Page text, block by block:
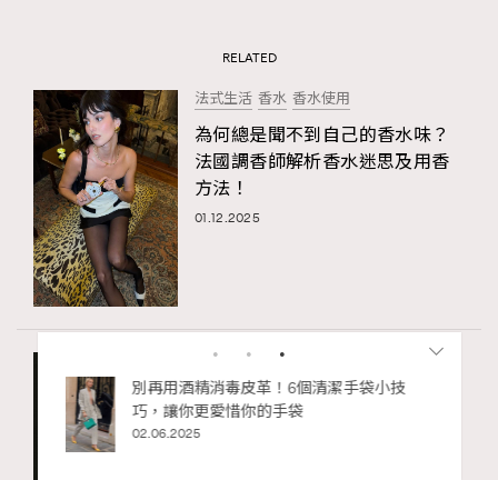
RELATED
法式生活 香水 香水使用
為何總是聞不到自己的香水味？
法國調香師解析香水迷思及用香
方法！
01.12.2025
法國 法式生活
法國女人絕對不會這樣用香水！
最忌擦拭手腕、法國調香師指正5